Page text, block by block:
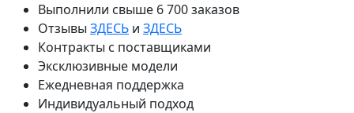
Выполнили свыше 6 700 заказов
Отзывы ЗДЕСЬ и ЗДЕСЬ
Контракты с поставщиками
Эксклюзивные модели
Ежедневная поддержка
Индивидуальный подход